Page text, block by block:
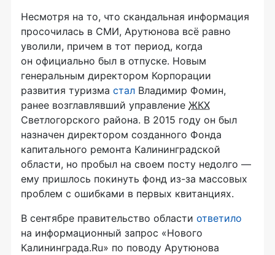
Несмотря на то, что скандальная информация
просочилась в СМИ, Арутюнова всё равно
уволили, причем в тот период, когда
он официально был в отпуске. Новым
генеральным директором Корпорации
развития туризма стал Владимир Фомин,
ранее возглавлявший управление ЖКХ
Светлогорского района. В 2015 году он был
назначен директором созданного Фонда
капитального ремонта Калининградской
области, но пробыл на своем посту недолго —
ему пришлось покинуть фонд из-за массовых
проблем с ошибками в первых квитанциях.
В сентябре правительство области ответило
на информационный запрос «Нового
Калининграда.Ru» по поводу Арутюнова